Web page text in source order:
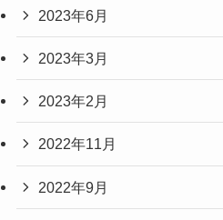
2023年6月
2023年3月
2023年2月
2022年11月
2022年9月